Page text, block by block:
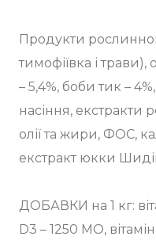
Продукти
тимофіївка і трави),
– 5,4%, боби тик –
насіння, екстракти
олії та жири, ФОС,
екстракт юкки
ДОБАВКИ на 1 кг:
D3 – 1250 МО,